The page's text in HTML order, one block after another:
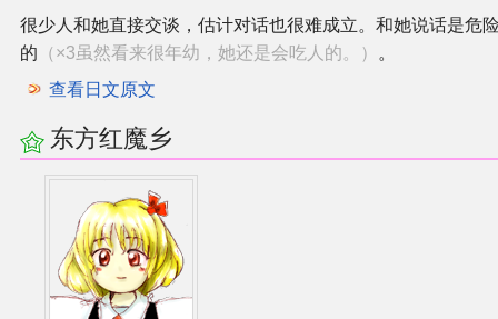
很少人和她直接交谈，估计对话也很难成立。和她说话是危
的 （×3虽然看来很年幼，她还是会吃人的。）
。
查看日文原文
东方红魔乡